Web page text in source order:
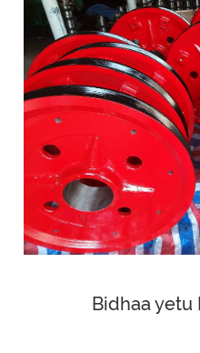
Bidhaa yetu